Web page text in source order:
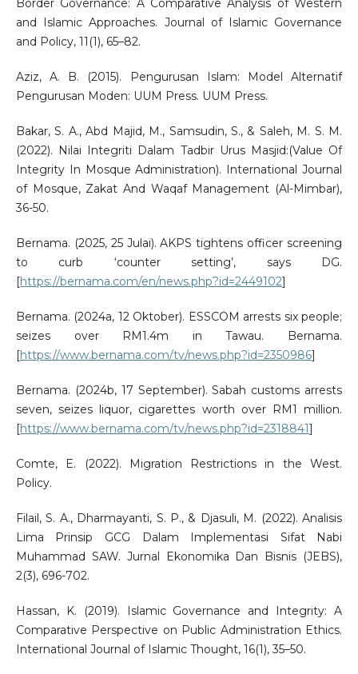
Border Governance: A Comparative Analysis of Western
and Islamic Approaches. Journal of Islamic Governance
and Policy, 11(1), 65–82.
Aziz, A. B. (2015). Pengurusan Islam: Model Alternatif
Pengurusan Moden: UUM Press. UUM Press.
Bakar, S. A., Abd Majid, M., Samsudin, S., & Saleh, M. S. M.
(2022). Nilai Integriti Dalam Tadbir Urus Masjid:(Value Of
Integrity In Mosque Administration). International Journal
of Mosque, Zakat And Waqaf Management (Al-Mimbar),
36-50.
Bernama. (2025, 25 Julai). AKPS tightens officer screening
to curb ‘counter setting’, says DG.
[https://bernama.com/en/news.php?id=2449102]
Bernama. (2024a, 12 Oktober). ESSCOM arrests six people;
seizes over RM1.4m in Tawau. Bernama.
[https://www.bernama.com/tv/news.php?id=2350986]
Bernama. (2024b, 17 September). Sabah customs arrests
seven, seizes liquor, cigarettes worth over RM1 million.
[https://www.bernama.com/tv/news.php?id=2318841]
Comte, E. (2022). Migration Restrictions in the West.
Policy.
Filail, S. A., Dharmayanti, S. P., & Djasuli, M. (2022). Analisis
Lima Prinsip GCG Dalam Implementasi Sifat Nabi
Muhammad SAW. Jurnal Ekonomika Dan Bisnis (JEBS),
2(3), 696-702.
Hassan, K. (2019). Islamic Governance and Integrity: A
Comparative Perspective on Public Administration Ethics.
International Journal of Islamic Thought, 16(1), 35–50.